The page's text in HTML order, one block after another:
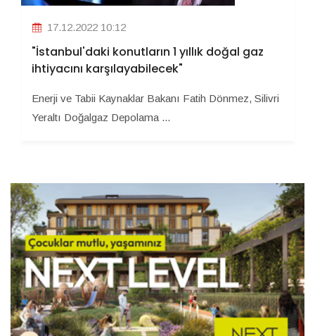
17.12.2022 10:12
"İstanbul'daki konutların 1 yıllık doğal gaz
ihtiyacını karşılayabilecek"
Enerji ve Tabii Kaynaklar Bakanı Fatih Dönmez, Silivri
Yeraltı Doğalgaz Depolama ...